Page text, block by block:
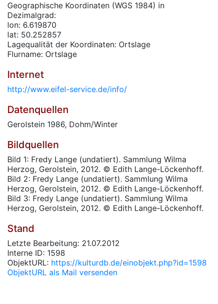
Geographische Koordinaten (WGS 1984) in
Dezimalgrad:
lon: 6.619870
lat: 50.252857
Lagequalität der Koordinaten: Ortslage
Flurname: Ortslage
Internet
http://www.eifel-service.de/info/
Datenquellen
Gerolstein 1986, Dohm/Winter
Bildquellen
Bild 1: Fredy Lange (undatiert). Sammlung Wilma
Herzog, Gerolstein, 2012. © Edith Lange-Löckenhoff.
Bild 2: Fredy Lange (undatiert). Sammlung Wilma
Herzog, Gerolstein, 2012. © Edith Lange-Löckenhoff.
Bild 3: Fredy Lange (undatiert). Sammlung Wilma
Herzog, Gerolstein, 2012. © Edith Lange-Löckenhoff.
Stand
Letzte Bearbeitung: 21.07.2012
Interne ID: 1598
ObjektURL: https://kulturdb.de/einobjekt.php?id=1598
ObjektURL als Mail versenden